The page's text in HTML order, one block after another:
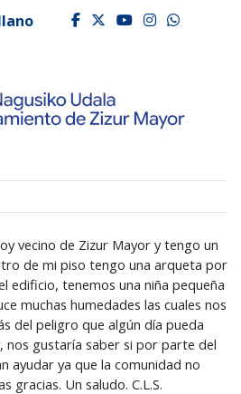
de
facebook
twitter
youtube
vecino de Zizur Mayor y tengo un
de mi piso tengo una arqueta por
edificio, tenemos una niña pequeña
muchas humedades las cuales nos
del peligro que algún día pueda
nos gustaría saber si por parte del
ayudar ya que la comunidad no
gracias. Un saludo. C.L.S.